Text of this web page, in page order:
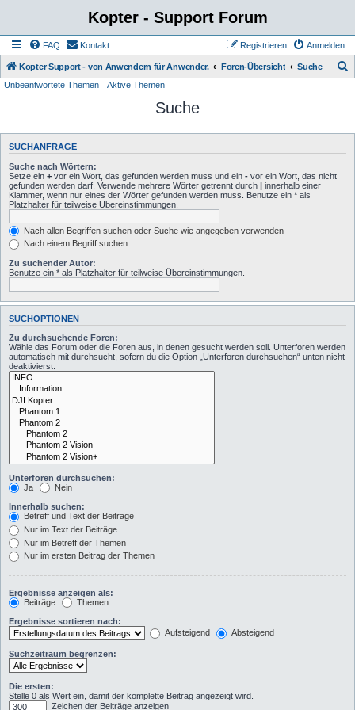
Kopter - Support Forum
FAQ Kontakt Anmelden
Registrieren
Kopter Support - von Anwendern für Anwender. Foren-Übersicht Suche
Unbeantwortete Themen Aktive Themen
Suche
SUCHANFRAGE
Suche nach Wörtern:
Setze ein + vor ein Wort, das gefunden werden muss und ein - vor ein Wort, das nicht
gefunden werden darf. Verwende mehrere Wörter getrennt durch | innerhalb einer
Klammer, wenn nur eines der Wörter gefunden werden muss. Benutze ein * als
Platzhalter für teilweise Übereinstimmungen.
Nach allen Begriffen suchen oder Suche wie angegeben verwenden
Nach einem Begriff suchen
Zu suchender Autor:
Benutze ein * als Platzhalter für teilweise Übereinstimmungen.
SUCHOPTIONEN
Zu durchsuchende Foren:
Wähle das Forum oder die Foren aus, in denen gesucht werden soll. Unterforen werden
automatisch mit durchsucht, sofern du die Option „Unterforen durchsuchen“ unten nicht
deaktivierst.
Unterforen durchsuchen:
Ja
Nein
Innerhalb suchen:
Betreff und Text der Beiträge
Nur im Text der Beiträge
Nur im Betreff der Themen
Nur im ersten Beitrag der Themen
Ergebnisse anzeigen als:
Beiträge
Themen
Ergebnisse sortieren nach:
Aufsteigend
Absteigend
Suchzeitraum begrenzen:
Die ersten:
Stelle 0 als Wert ein, damit der komplette Beitrag angezeigt wird.
Zeichen der Beiträge anzeigen